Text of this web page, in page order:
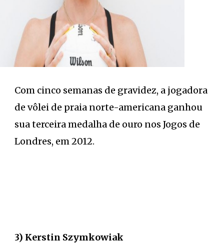
Com cinco semanas de gravidez, a jogadora
de vôlei de praia norte-americana ganhou
sua terceira medalha de ouro nos Jogos de
Londres, em 2012.
3) Kerstin Szymkowiak